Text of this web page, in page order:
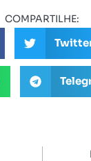
COMPARTILHE: